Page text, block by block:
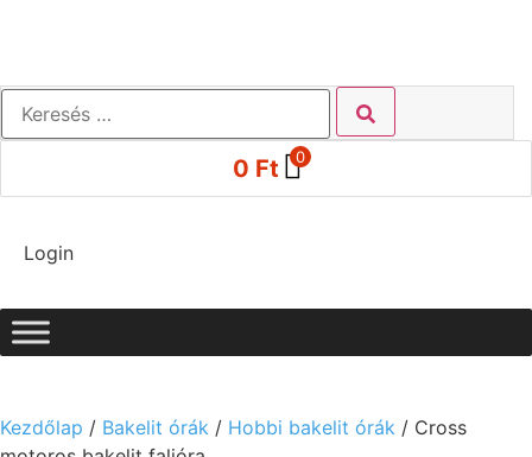
0 Ft 0
Login
Kezdőlap / Bakelit órák / Hobbi bakelit órák / Cross